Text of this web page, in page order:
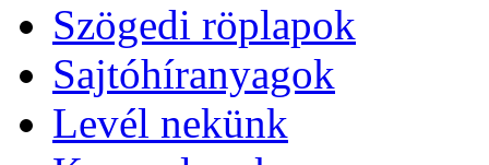
Szögedi röplapok
Sajtóhíranyagok
Levél nekünk